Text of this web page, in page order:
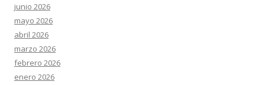
junio 2026
mayo 2026
abril 2026
marzo 2026
febrero 2026
enero 2026